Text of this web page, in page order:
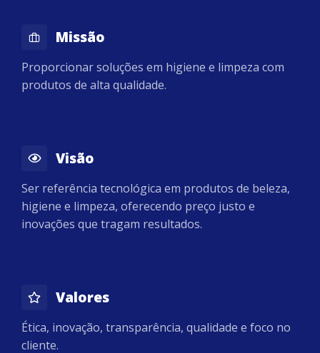
Missão
Proporcionar soluções em higiene e limpeza com
produtos de alta qualidade.
Visão
Ser referência tecnológica em produtos de beleza,
higiene e limpeza, oferecendo preço justo e
inovações que tragam resultados.
Valores
Ética, inovação, transparência, qualidade e foco no
cliente.